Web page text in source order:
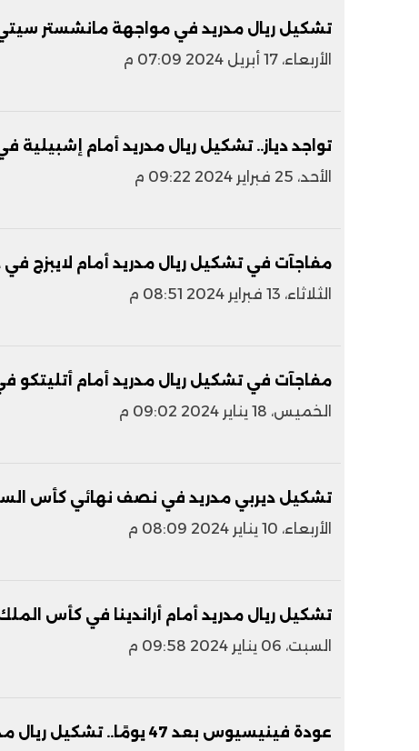
تشكيل ريال مدريد في مواجهة مانشستر سيتي
الأربعاء، 17 أبريل 2024 07:09 م
تواجد دياز.. تشكيل ريال مدريد أمام إشبيلية
الأحد، 25 فبراير 2024 09:22 م
مفاجآت في تشكيل ريال مدريد أمام لايبزج في
الثلاثاء، 13 فبراير 2024 08:51 م
مفاجآت في تشكيل ريال مدريد أمام أتليتكو
الخميس، 18 يناير 2024 09:02 م
تشكيل ديربي مدريد في نصف نهائي كأس
الأربعاء، 10 يناير 2024 08:09 م
تشكيل ريال مدريد أمام أراندينا في كأس
السبت، 06 يناير 2024 09:58 م
عودة فينيسيوس بعد 47 يومًا..